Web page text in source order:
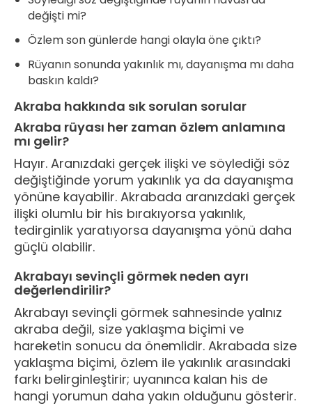
değişti mi?
Özlem son günlerde hangi olayla öne çıktı?
Rüyanın sonunda yakınlık mı, dayanışma mı daha
baskın kaldı?
Akraba hakkında sık sorulan sorular
Akraba rüyası her zaman özlem anlamına
mı gelir?
Hayır. Aranızdaki gerçek ilişki ve söylediği söz
değiştiğinde yorum yakınlık ya da dayanışma
yönüne kayabilir. Akrabada aranızdaki gerçek
ilişki olumlu bir his bırakıyorsa yakınlık,
tedirginlik yaratıyorsa dayanışma yönü daha
güçlü olabilir.
Akrabayı sevinçli görmek neden ayrı
değerlendirilir?
Akrabayı sevinçli görmek sahnesinde yalnız
akraba değil, size yaklaşma biçimi ve
hareketin sonucu da önemlidir. Akrabada size
yaklaşma biçimi, özlem ile yakınlık arasındaki
farkı belirginleştirir; uyanınca kalan his de
hangi yorumun daha yakın olduğunu gösterir.